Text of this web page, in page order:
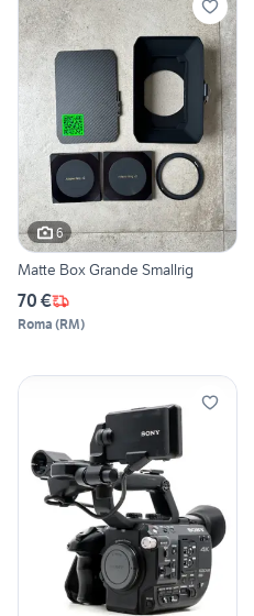
6
Matte Box Grande Smallrig
70 €
Roma (RM)